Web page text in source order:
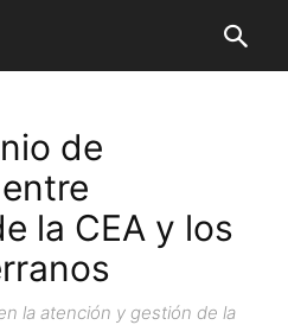
de
la CEA y los
la atención y gestión de la